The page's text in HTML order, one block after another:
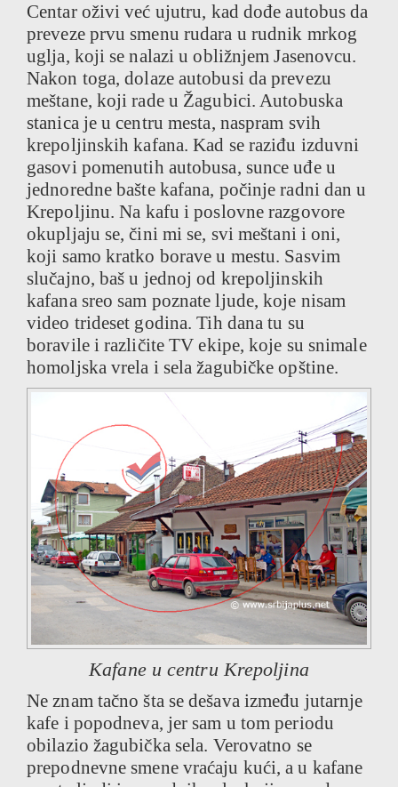
Centar oživi već ujutru, kad dođe autobus da
preveze prvu smenu rudara u rudnik mrkog
uglja, koji se nalazi u obližnjem Jasenovcu.
Nakon toga, dolaze autobusi da prevezu
meštane, koji rade u Žagubici. Autobuska
stanica je u centru mesta, naspram svih
krepoljinskih kafana. Kad se raziđu izduvni
gasovi pomenutih autobusa, sunce uđe u
jednoredne bašte kafana, počinje radni dan u
Krepoljinu. Na kafu i poslovne razgovore
okupljaju se, čini mi se, svi meštani i oni,
koji samo kratko borave u mestu. Sasvim
slučajno, baš u jednoj od krepoljinskih
kafana sreo sam poznate ljude, koje nisam
video trideset godina. Tih dana tu su
boravile i različite TV ekipe, koje su snimale
homoljska vrela i sela žagubičke opštine.
Kafane u centru Krepoljina
Ne znam tačno šta se dešava između jutarnje
kafe i popodneva, jer sam u tom periodu
obilazio žagubička sela. Verovatno se
prepodnevne smene vraćaju kući, a u kafane